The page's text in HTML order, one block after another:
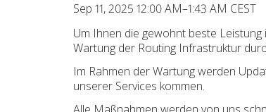
Sep 11, 2025 12:00 AM–1:43 AM CEST
Um Ihnen die gewohnt beste
Wartung der Routing Infrastruktur
Im Rahmen der Wartung werden
unserer Services kommen.